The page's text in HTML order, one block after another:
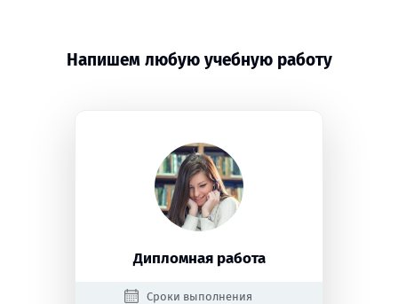
Напишем любую учебную работу
Дипломная работа
Сроки выполнения